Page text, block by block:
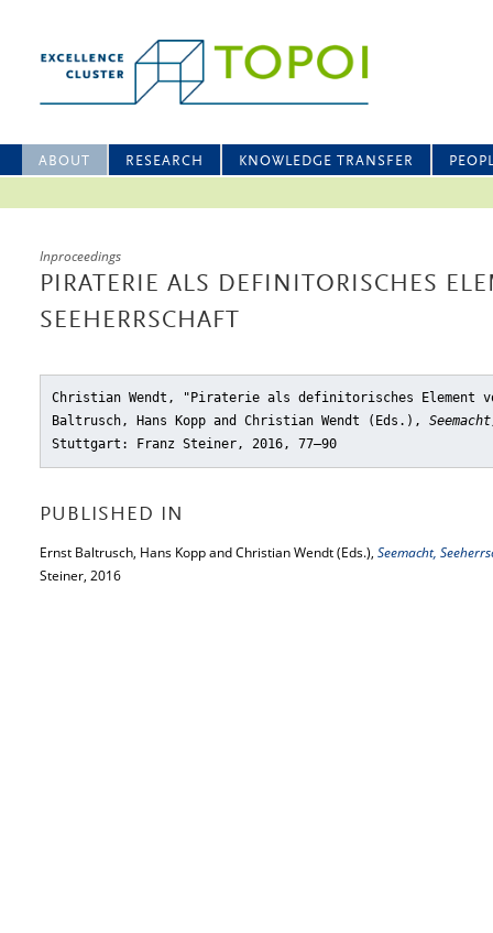
ABOUT RESEARCH KNOWLEDGE TRANSFER
Inproceedings
PIRATERIE ALS DEFINITORISCHES
SEEHERRSCHAFT
Christian Wendt, "Piraterie als definitorisches Element
Baltrusch, Hans Kopp and Christian Wendt (Eds.),
Stuttgart: Franz Steiner, 2016, 77–90
PUBLISHED IN
Ernst Baltrusch, Hans Kopp and Christian Wendt (Eds.), Seemacht,
Steiner, 2016